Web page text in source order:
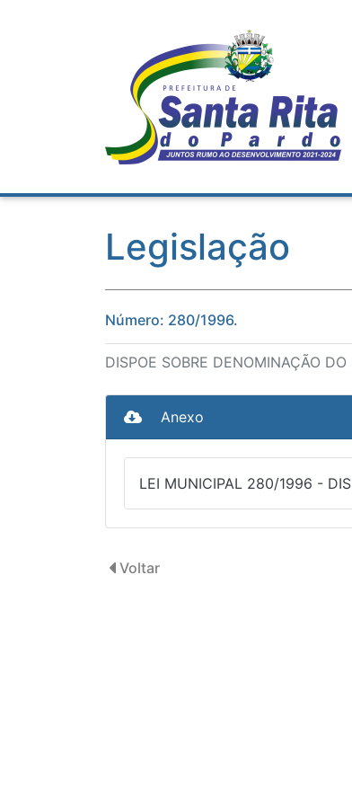
Legislação
Número: 280/1996.
DISPOE SOBRE DENOMINAÇÃO
Anexo
LEI MUNICIPAL 280/1996 -
Voltar